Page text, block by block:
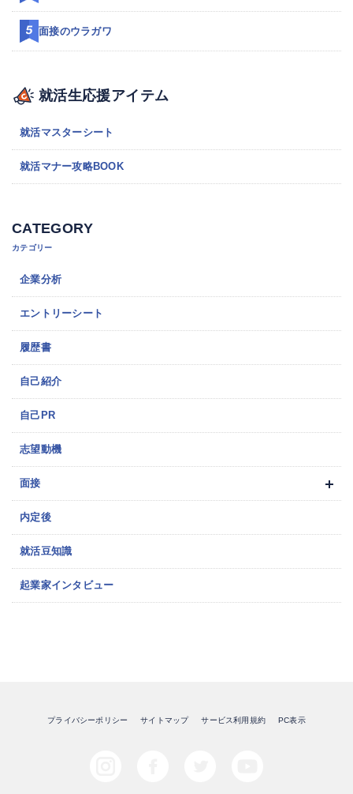
面接のウラガワ
就活生応援アイテム
就活マスターシート
就活マナー攻略BOOK
CATEGORY
カテゴリー
企業分析
エントリーシート
履歴書
自己紹介
自己PR
志望動機
面接
内定後
就活豆知識
起業家インタビュー
プライバシーポリシー サイトマップ サービス利用規約 PC表示